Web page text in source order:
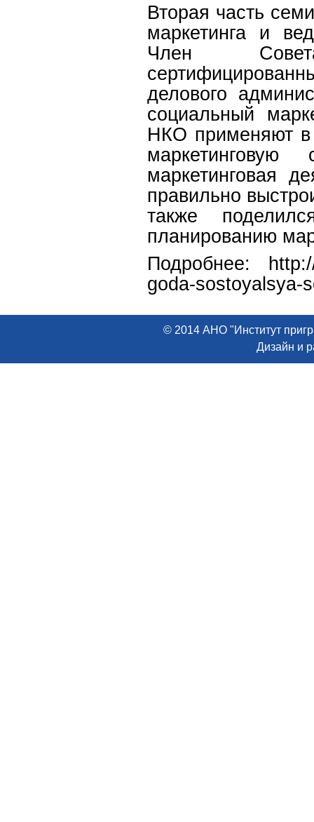
Вторая часть
маркетинга и
Член
делового
социальный
НКО применяют в
маркетинговая
правильно
также
планированию
Подробнее:
goda-sostoyalsya-
© 2014 АНО "Институт
Дизайн и